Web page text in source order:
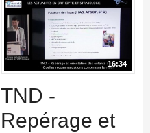
16:34
TND -
Repérage et